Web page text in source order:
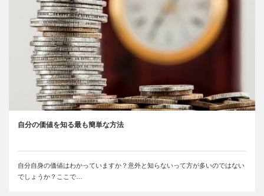
自分の価値を知る最も簡単な方法
自分自身の価値はわかっていますか？意外と知らないって方が多いのではない
でしょうか？ここで…